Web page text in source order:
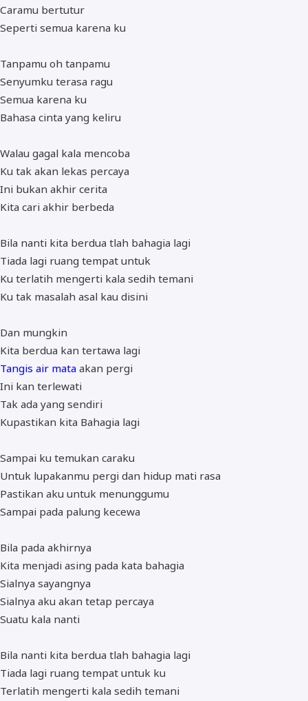
Caramu bertutur
Seperti semua karena ku
Tanpamu oh tanpamu
Senyumku terasa ragu
Semua karena ku
Bahasa cinta yang keliru
Walau gagal kala mencoba
Ku tak akan lekas percaya
Ini bukan akhir cerita
Kita cari akhir berbeda
Bila nanti kita berdua tlah bahagia lagi
Tiada lagi ruang tempat untuk
Ku terlatih mengerti kala sedih temani
Ku tak masalah asal kau disini
Dan mungkin
Kita berdua kan tertawa lagi
Tangis air mata akan pergi
Ini kan terlewati
Tak ada yang sendiri
Kupastikan kita Bahagia lagi
Sampai ku temukan caraku
Untuk lupakanmu pergi dan hidup mati rasa
Pastikan aku untuk menunggumu
Sampai pada palung kecewa
Bila pada akhirnya
Kita menjadi asing pada kata bahagia
Sialnya sayangnya
Sialnya aku akan tetap percaya
Suatu kala nanti
Bila nanti kita berdua tlah bahagia lagi
Tiada lagi ruang tempat untuk ku
Terlatih mengerti kala sedih temani